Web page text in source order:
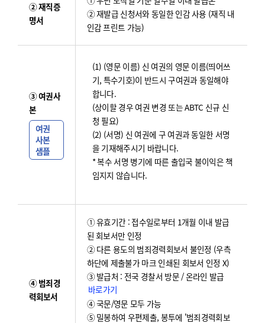
② 재직증
명서
② 재발급 신청서와 동일한 인감 사용 (재직 내
인감 프린트 가능)
③ 여권사
본
여권
사본
샘플
(1) (영문 이름) 신 여권의 영문 이름(띄어쓰
기, 특수기호)이 반드시 구여권과 동일해야
합니다.
(상이할 경우 여권 변경 또는 ABTC 신규 신
청 필요)
(2) (서명) 신 여권에 구 여권과 동일한 서명
을 기재해주시기 바랍니다.
* 복수 서명 병기에 따른 출입국 불이익은 책
임지지 않습니다.
④ 범죄경
력회보서
① 유효기간 : 접수일로부터 1개월 이내 발급
된 회보서만 인정
② 다른 용도의 범죄경력회보서 불인정 (우측
하단에 제출불가 마크 인쇄된 회보서 인정 X)
③ 발급처 : 전국 경찰서 방문 / 온라인 발급
바로가기
④ 국문/영문 모두 가능
⑤ 밀봉하여 우편제출, 봉투에 '범죄경력회보